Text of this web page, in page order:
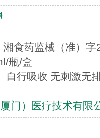
湘食药监械（准
瓶/盒
自行吸收 无刺激无
门）医疗技术有限